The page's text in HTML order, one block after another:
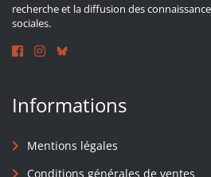
recherche et la diffusion des
sociales.
Informations
Mentions légales
Conditions générales de ventes